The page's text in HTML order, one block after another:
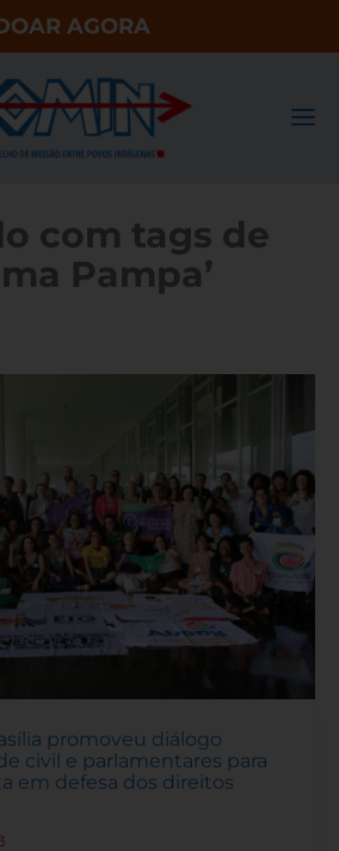
AGORA
com tags de
Pampa’
promoveu diálogo
civil e parlamentares para
em defesa dos direitos